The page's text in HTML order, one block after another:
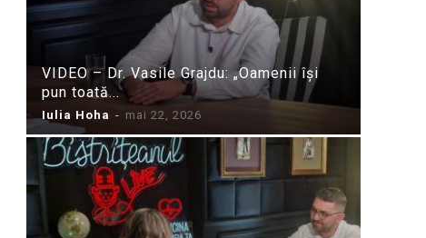
VIDEO – Dr. Vasile Grajdu: „Oamenii își
pun toată...
Iulia Hoha - mai 22, 2026